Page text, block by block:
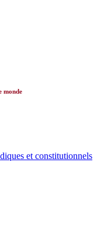
monde
et constitutionnels